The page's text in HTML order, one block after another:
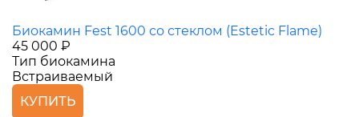
Биокамин Fest 1600 со стеклом (Estetic Flame)
45 000 ₽
Тип биокамина
Встраиваемый
КУПИТЬ